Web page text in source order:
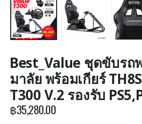
Best_Value ชุดขับรถ
มาลัย พร้อมเกียร์
T300 V.2 รองรับ
฿35,280.00